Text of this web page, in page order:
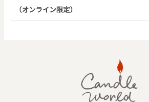
（オンライン限定）